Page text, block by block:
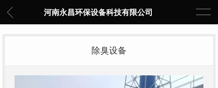
河南永昌环保设备科技有限公司
除臭设备